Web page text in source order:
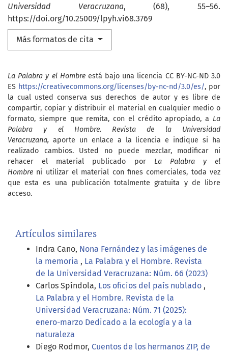
Universidad Veracruzana, (68), 55–56.
https://doi.org/10.25009/lpyh.vi68.3769
Más formatos de cita
La Palabra y el Hombreestá bajo una licencia CC BY-NC-ND 3.0
ES https://creativecommons.org/licenses/by-nc-nd/3.0/es/, por
la cual usted conserva sus derechos de autor y es libre de
compartir, copiar y distribuir el material en cualquier medio o
formato, siempre que remita, con el crédito apropiado, a La
Palabra y el Hombre. Revista de la Universidad
Veracruzana, aporte un enlace a la licencia e indique si ha
realizado cambios. Usted no puede mezclar, modificar ni
rehacer el material publicado por La Palabra y el
Hombre ni utilizar el material con fines comerciales, toda vez
que esta es una publicación totalmente gratuita y de libre
acceso.
Artículos similares
Indra Cano, Nona Fernández y las imágenes de
la memoria , La Palabra y el Hombre. Revista
de la Universidad Veracruzana: Núm. 66 (2023)
Carlos Spíndola, Los oficios del país nublado ,
La Palabra y el Hombre. Revista de la
Universidad Veracruzana: Núm. 71 (2025):
enero-marzo Dedicado a la ecología y a la
naturaleza
Diego Rodmor, Cuentos de los hermanos ZIP, de